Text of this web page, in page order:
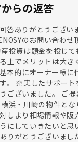
らの返答
答ありがとうござい
のお問い合わせ
投資は頭金を投じ
上でメリットは大き
本的にオーナー様に
。 充実したサポート
ございました。 ご
浜・川崎の物件と
しより相場情報や販
にしていきたいと思
りがとうございまし